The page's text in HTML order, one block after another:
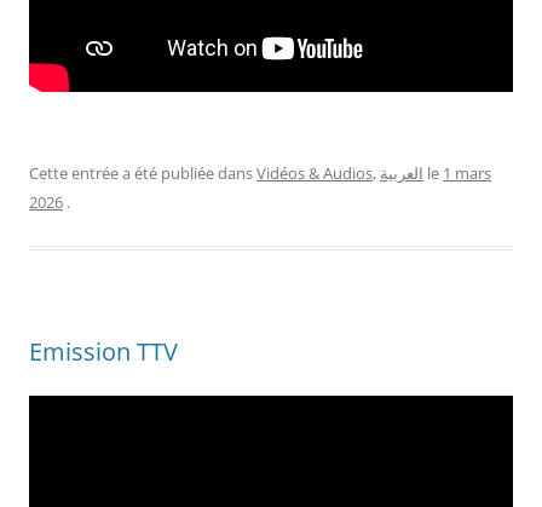
Cette entrée a été publiée dansVidéos & Audios, العربية le 1 mars
2026 .
Emission TTV